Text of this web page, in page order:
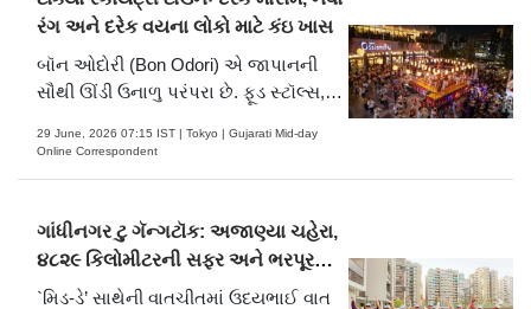
રંગ અને દરેક વયના લોકો માટે કંઇ ખાસ
બૉન ઓદોરી (Bon Odori) એ જાપાનની
સૌથી ઊંડી ઉનાળુ પરંપરા છે. ફૂડ સ્ટૉલ્સ,
ધબકતા હૃદય વચ્ચે ક્લાસિક જાપાનીઝ
29 June, 2026 07:15 IST | Tokyo | Gujarati Mid-day
Online Correspondent
ગાંધીનગર ટુ ગૅન્ગટૉક: અજાણ્યા ચહેરા,
૪૮૨૯ કિલોમીટરની સફર અને ભરપૂર
રોમાંચ
`મિડ-ડે’ સાથેની વાતચીતમાં ઉદયભાઈ વાત